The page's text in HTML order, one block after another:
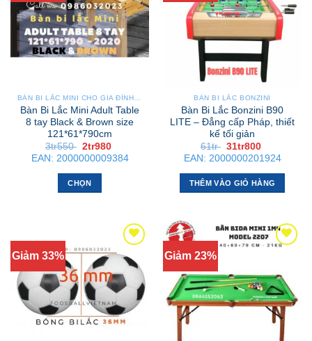
biến
thể.
Các
tùy
được
chọn
trên
trang
sản
phẩm
Các
tùy
chọn
có
thể
chọn
trên
trang
sản
phẩm
Bàn Bi Lắc Mini Adult Table
8 tay Black & Brown size
121*61*790cm
3tr550 Giá
gốc
là:
3tr550 .
2tr980
hiện
tại
EAN: 2000000009384
CHỌN
nhiều
biến
thể.
Các
tùy
BÀN BI LẮC BONZINI
Bàn Bi Lắc Bonzini B90
LITE – Đẳng cấp Pháp, thiết
kế tối giản
61tr Giá
gốc
là:
61tr .
31tr800
hiện
tại
là:
31tr800 .
EAN: 2000000201924
THÊM VÀO GIỎ HÀNG
Giảm 33% Giảm 23%